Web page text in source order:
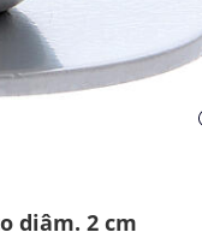
diâm. 2 cm